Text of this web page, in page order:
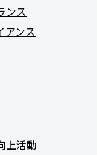
ンス
アンス
上活動